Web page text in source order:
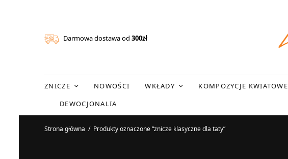
Darmowa dostawa od300zł
ZNICZE NOWOŚCI WKŁADY KOMPOZYCJE KWIATOWE
DEWOCJONALIA
Strona główna / Produkty oznaczone “znicze klasyczne dla taty”